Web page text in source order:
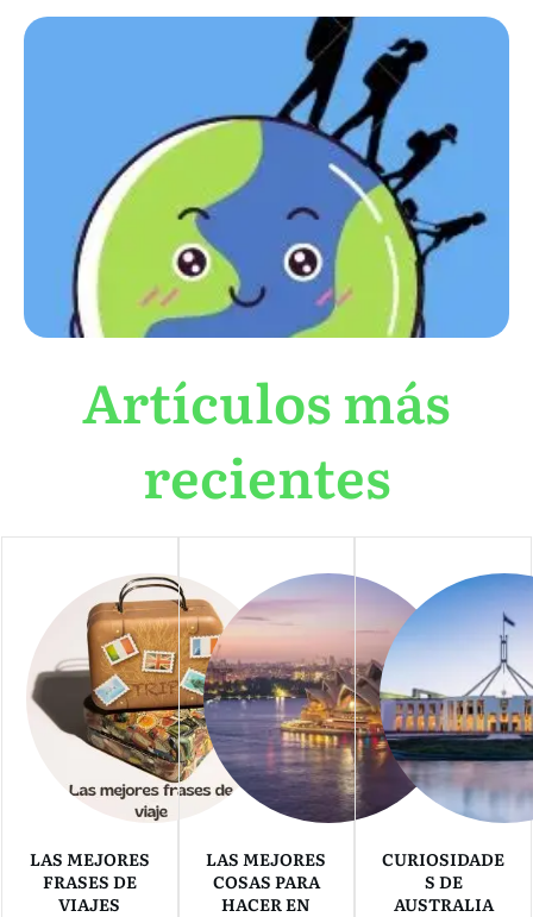
Artículos más
recientes
LAS MEJORES
FRASES DE
VIAJES
LAS MEJORES
COSAS PARA
HACER EN
CURIOSIDADE
S DE
AUSTRALIA